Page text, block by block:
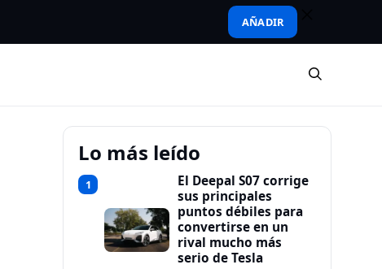
AÑADIR
Lo más leído
1
El Deepal S07 corrige
sus principales
puntos débiles para
convertirse en un
rival mucho más
serio de Tesla